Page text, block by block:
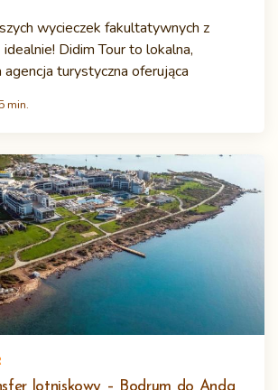
wycieczek fakultatywnych z
idealnie! Didim Tour to lokalna,
turystyczna oferująca
min.